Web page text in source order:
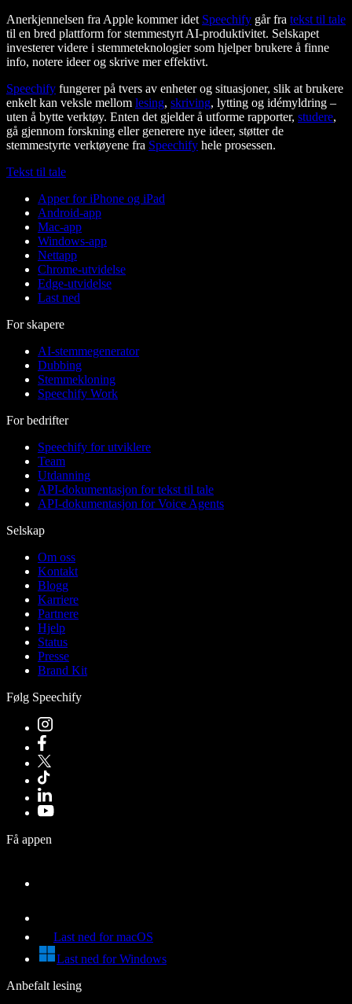
Anerkjennelsen fra Apple kommer idet Speechify går fra tekst til tale
til en bred plattform for stemmestyrt AI-produktivitet. Selskapet
investerer videre i stemmeteknologier som hjelper brukere å finne
info, notere ideer og skrive mer effektivt.
Speechify fungerer på tvers av enheter og situasjoner, slik at brukere
enkelt kan veksle mellom lesing, skriving, lytting og idémyldring –
uten å bytte verktøy. Enten det gjelder å utforme rapporter, studere,
gå gjennom forskning eller generere nye ideer, støtter de
stemmestyrte verktøyene fra Speechify hele prosessen.
Tekst til tale
Apper for iPhone og iPad
Android-app
Mac-app
Windows-app
Nettapp
Chrome-utvidelse
Edge-utvidelse
Last ned
For skapere
AI-stemmegenerator
Dubbing
Stemmekloning
Speechify Work
For bedrifter
Speechify for utviklere
Team
Utdanning
API-dokumentasjon for tekst til tale
API-dokumentasjon for Voice Agents
Selskap
Om oss
Kontakt
Blogg
Karriere
Partnere
Hjelp
Status
Presse
Brand Kit
Følg Speechify
Få appen
Last ned for macOS
Last ned for Windows
Anbefalt lesing